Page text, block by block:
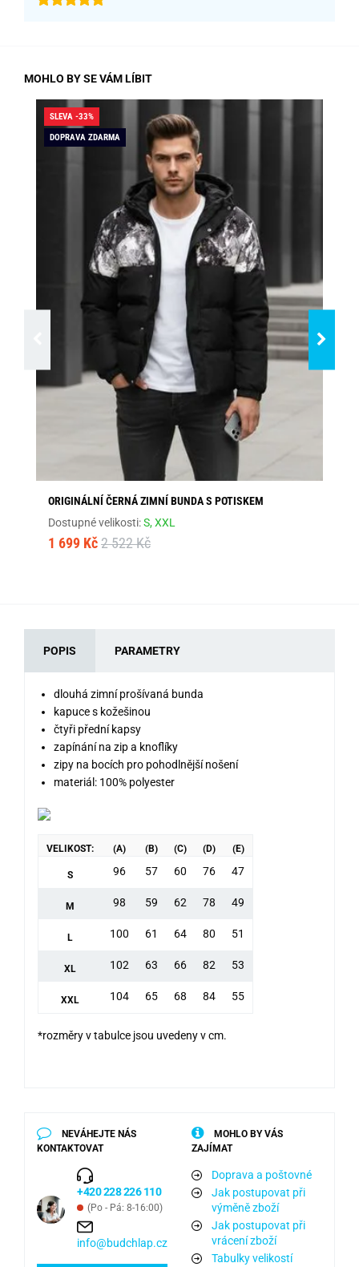
MOHLO BY SE VÁM LÍBIT
SLEVA -33%
DOPRAVA ZDARMA
ORIGINÁLNÍ ČERNÁ ZIMNÍ BUNDA S POTISKEM
Dostupné velikosti:S,XXL
1 699 Kč 2 522 Kč
POPIS PARAMETRY
dlouhá zimní prošívaná bunda
kapuce s kožešinou
čtyři přední kapsy
zapínání na zip a knoflíky
zipy na bocích pro pohodlnější nošení
materiál: 100% polyester
VELIKOST: (A) (B) (C) (D) (E)
S 96 57 60 76 47
M 98 59 62 78 49
L 100 61 64 80 51
XL 102 63 66 82 53
XXL 104 65 68 84 55
*rozměry v tabulce jsou uvedeny v cm.
NEVÁHEJTE NÁS
KONTAKTOVAT
+420 228 226 110
(Po - Pá: 8-16:00)
info@budchlap.cz
MOHLO BY VÁS
ZAJÍMAT
Doprava a poštovné
Jak postupovat při
výměně zboží
Jak postupovat při
vrácení zboží
Tabulky velikostí